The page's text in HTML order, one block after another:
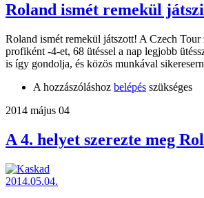
Roland ismét remekül
Roland ismét remekül játszott! A Czech
profiként -4-et, 68 ütéssel a nap legjobb
is így gondolja, és közös munkával
A hozzászóláshoz belépés szükséges
2014 május 04
A 4. helyet szerezte meg